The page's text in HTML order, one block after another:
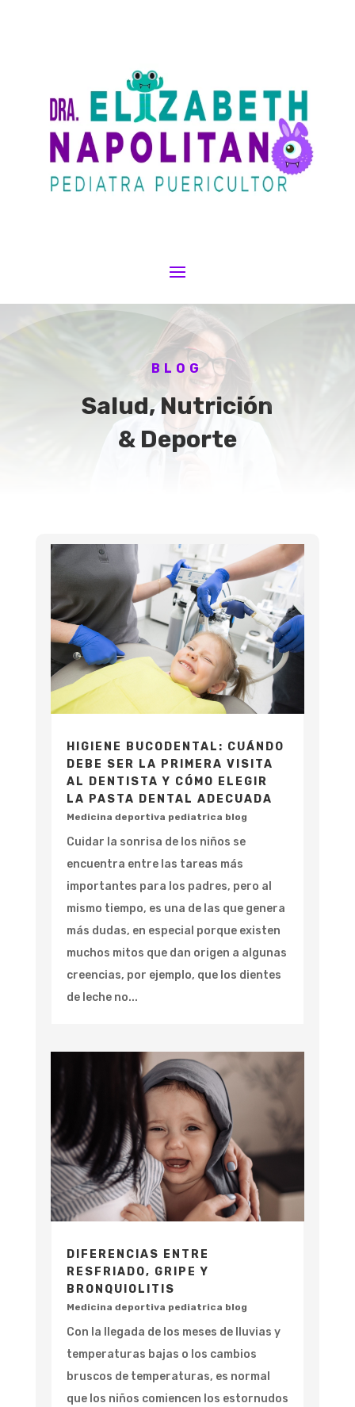
BLOG
Salud, Nutrición
& Deporte
HIGIENE BUCODENTAL: CUÁNDO
DEBE SER LA PRIMERA VISITA
AL DENTISTA Y CÓMO ELEGIR
LA PASTA DENTAL ADECUADA
Medicina deportiva pediatrica blog
Cuidar la sonrisa de los niños se
encuentra entre las tareas más
importantes para los padres, pero al
mismo tiempo, es una de las que genera
más dudas, en especial porque existen
muchos mitos que dan origen a algunas
creencias, por ejemplo, que los dientes
de leche no...
DIFERENCIAS ENTRE
RESFRIADO, GRIPE Y
BRONQUIOLITIS
Medicina deportiva pediatrica blog
Con la llegada de los meses de lluvias y
temperaturas bajas o los cambios
bruscos de temperaturas, es normal
que los niños comiencen los estornudos